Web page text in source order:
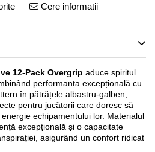
Cere informatii
12-Pack Overgrip aduce spiritul
performanța excepțională cu
în pătrățele albastru-galben,
pentru jucătorii care doresc să
echipamentului lor. Materialul
excepțională și o capacitate
asigurând un confort ridicat